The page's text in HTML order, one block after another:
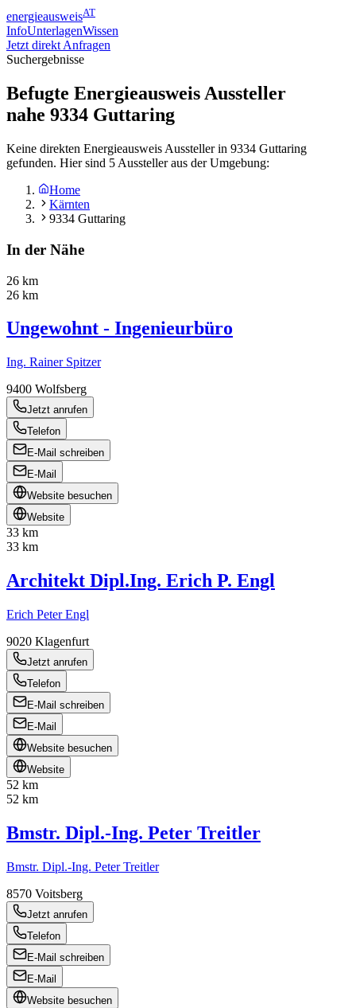
energieausweisAT
InfoUnterlagenWissen
Jetzt direkt Anfragen
Suchergebnisse
Befugte Energieausweis Aussteller
nahe 9334 Guttaring
Keine direkten Energieausweis Aussteller in 9334 Guttaring
gefunden. Hier sind 5 Aussteller aus der Umgebung:
Home
Kärnten
9334 Guttaring
In der Nähe
26 km
26 km
Ungewohnt - Ingenieurbüro
Ing. Rainer Spitzer
9400 Wolfsberg
Jetzt anrufen
Telefon
E-Mail schreiben
E-Mail
Website besuchen
Website
33 km
33 km
Architekt Dipl.Ing. Erich P. Engl
Erich Peter Engl
9020 Klagenfurt
Jetzt anrufen
Telefon
E-Mail schreiben
E-Mail
Website besuchen
Website
52 km
52 km
Bmstr. Dipl.-Ing. Peter Treitler
Bmstr. Dipl.-Ing. Peter Treitler
8570 Voitsberg
Jetzt anrufen
Telefon
E-Mail schreiben
E-Mail
Website besuchen